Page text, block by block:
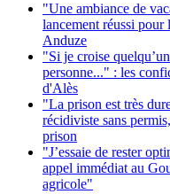
"Une ambiance de
lancement réussi pour
Anduze
"Si je croise
personne..." : les
d'Alès
"La prison est très
récidiviste sans
prison
"J’essaie de rester
appel immédiat au
agricole"